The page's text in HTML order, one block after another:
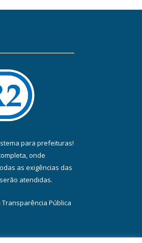
para prefeituras!
onde
as exigências das
serão atendidas.
Transparência Pública